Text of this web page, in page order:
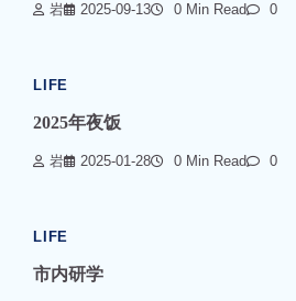
岩 2025-09-13 0 Min Read 0
LIFE
2025年夜饭
岩 2025-01-28 0 Min Read 0
LIFE
市内研学